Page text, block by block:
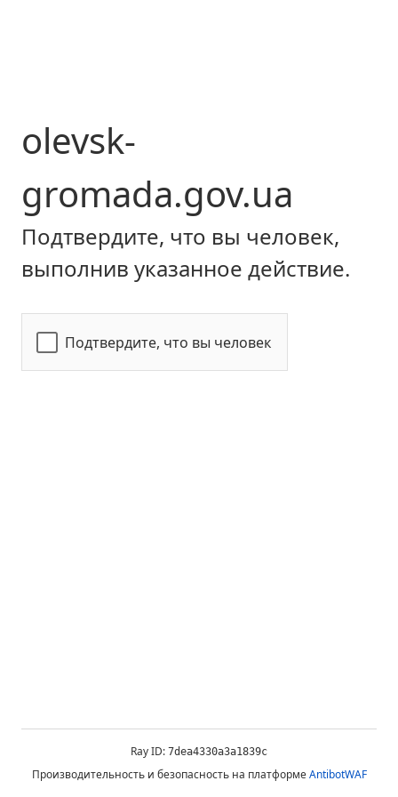
olevsk-
gromada.gov.ua
Подтвердите, что вы человек,
выполнив указанное действие.
Подтвердите, что вы человек
Ray ID: 7dea4330a3a1839c
Производительность и безопасность на платформеAntibotWAF